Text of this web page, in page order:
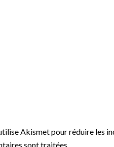
Akismet pour réduire les
sont traitées